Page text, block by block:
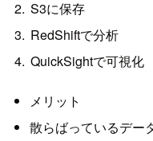
S3に保存
RedShiftで分析
QuickSightで可視化
メリット
散らばっているデー